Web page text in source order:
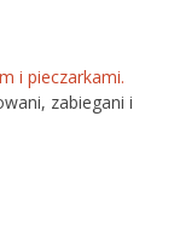
i pieczarkami.
zabiegani i